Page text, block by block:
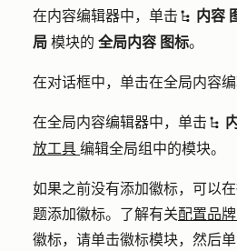
在内容编辑器中，单击 siteTreeIcon 内容
局 模块的 全局内容 图标。
在对话框中，单击在全局内容
在全局内容编辑器中，单击 siteTreeIcon
放工具 编辑全局组中的模块。
如果之前没有添加徽标，可以
题添加徽标。了解有关配置品
徽标，请单击徽标模块，然后